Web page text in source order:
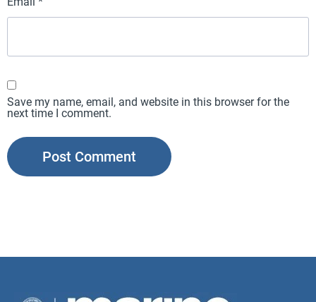
Save my name, email, and website in this browser for the
next time I comment.